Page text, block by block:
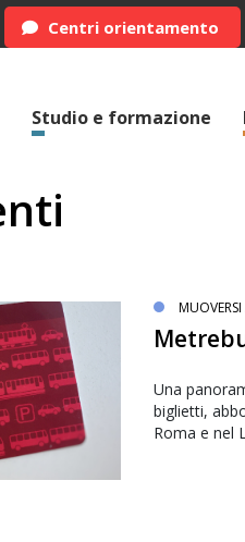
Centri orientamento
Studio e formazione
Una
biglietti,
Roma e nel